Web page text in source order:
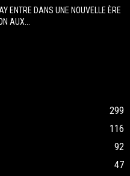
ENTRE DANS UNE NOUVELLE ÈRE
AUX...
299
116
92
47